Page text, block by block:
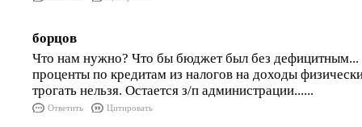
борцов
Что нам нужно? Что бы бюджет был без дефицитным...
проценты по кредитам из налогов на доходы
трогать нельзя. Остается з/п администрации......
Ответить Цитировать